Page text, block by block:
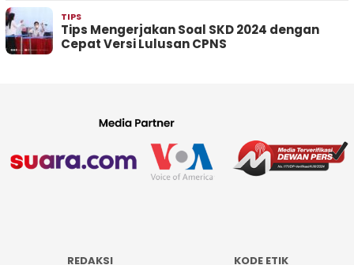
TIPS
Tips Mengerjakan Soal SKD 2024 dengan
Cepat Versi Lulusan CPNS
REDAKSI KODE ETIK